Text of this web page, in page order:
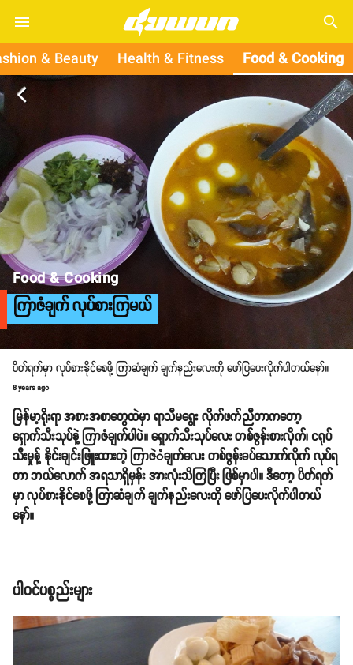
search
& Beauty Health & Fitness Food & Cooking
arrow_back_ios
Food & Cooking
ကြာဇံချက် လုပ်စားကြမယ်
ပိတ်ရက်မှာ လုပ်စားနိုင်စေဖို့ ကြာဆံချက် ချက်နည်းလေးကို ဖော်ပြပေးလိုက်ပါတယ်နော်။
8 years ago
မြန်မာ့ရိုးရာ အစားအစာတွေထဲမှာ ရာသီမရွေး လိုက်ဖက်ညီတာကတော့
ရှောက်သီးသုပ်နဲ့ ကြာဇံချက်ပါပဲ။ ရှောက်သီးသုပ်လေး တစ်ဇွန်းစားလိုက်၊ ငရုပ်
သီးမှုန့် နိုင်းချင်းဖြူးထားတဲ့ ကြာဇဲံချက်လေး တစ်ဇွန်းခပ်သောက်လိုက် လုပ်ရ
တာ ဘယ်လောက် အရသာရှိမှန်း အားလုံးသိကြပြီး ဖြစ်မှာပါ။ ဒီတော့ ပိတ်ရက်
မှာ လုပ်စားနိုင်စေဖို့ ကြာဆံချက် ချက်နည်းလေးကို ဖော်ပြပေးလိုက်ပါတယ်
နော်။
ပါဝင်ပစ္စည်းများ